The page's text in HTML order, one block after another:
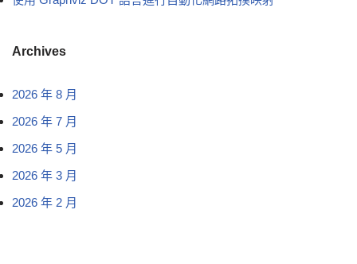
Archives
2026 年 8 月
2026 年 7 月
2026 年 5 月
2026 年 3 月
2026 年 2 月